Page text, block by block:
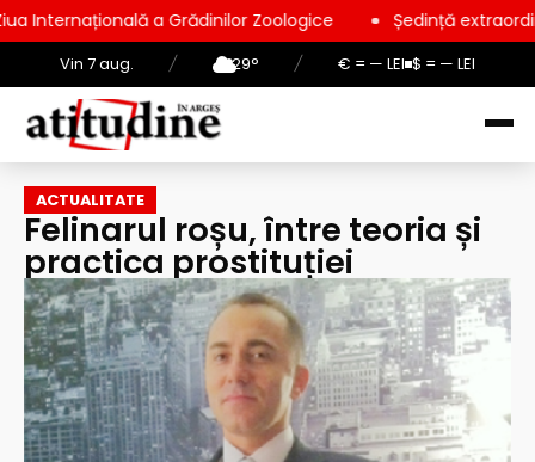
Vin 7 aug. / 29° / € = — LEI $ = — LEI
Grădinilor Zoologice Ședință extraordinară la Consiliul
ACTUALITATE
Felinarul roșu, între teoria și
practica prostituției